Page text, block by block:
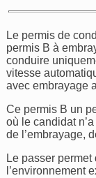
Le permis de
permis B à
conduire
vitesse
avec embrayage
Ce permis B un
où le candidat
de l’embrayage,
Le passer
l’environnement